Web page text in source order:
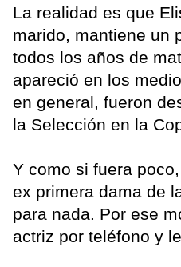
La realidad es que
marido, mantiene un
todos los años de
apareció en los
en general, fueron
la Selección en la
Y como si fuera
ex primera dama de
para nada. Por ese
actriz por teléfono y